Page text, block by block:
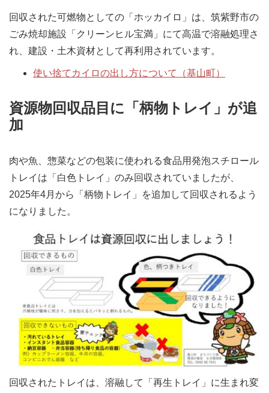
回収された可燃物としての「ホッカイロ」は、筑紫野市の
ごみ焼却施設「クリーンヒル宝満」にて高温で溶融処理さ
れ、建設・土木資材として再利用されています。
使い捨てカイロの出し方について（基山町）
資源物回収品目に「柄物トレイ」が追
加
肉や魚、惣菜などの包装に使われる食品用発泡スチロール
トレイは「白色トレイ」のみ回収されていましたが、
2025年4月から「柄物トレイ」を追加して回収されるよう
になりました。
回収されたトレイは、溶融して「再生トレイ」に生まれ変